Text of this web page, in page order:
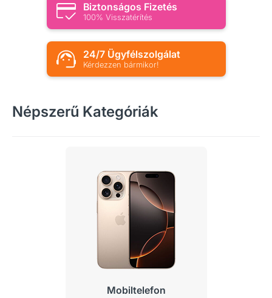
Biztonságos Fizetés
100% Visszatérítés
24/7 Ügyfélszolgálat
Kérdezzen bármikor!
Népszerű Kategóriák
Mobiltelefon